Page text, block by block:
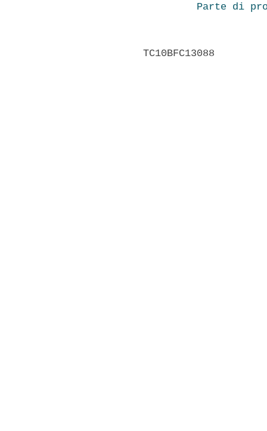
Parte di